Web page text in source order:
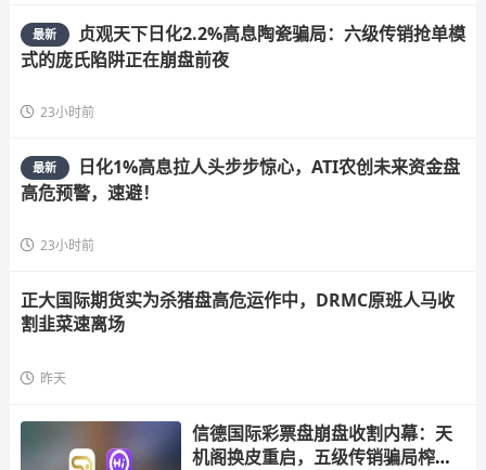
最新
贞观天下日化2.2%高息陶瓷骗局：六级传销抢单模
式的庞氏陷阱正在崩盘前夜
23小时前
最新
日化1%高息拉人头步步惊心，ATI农创未来资金盘
高危预警，速避！
23小时前
正大国际期货实为杀猪盘高危运作中，DRMC原班人马收
割韭菜速离场
昨天
信德国际彩票盘崩盘收割内幕：天
机阁换皮重启，五级传销骗局榨干